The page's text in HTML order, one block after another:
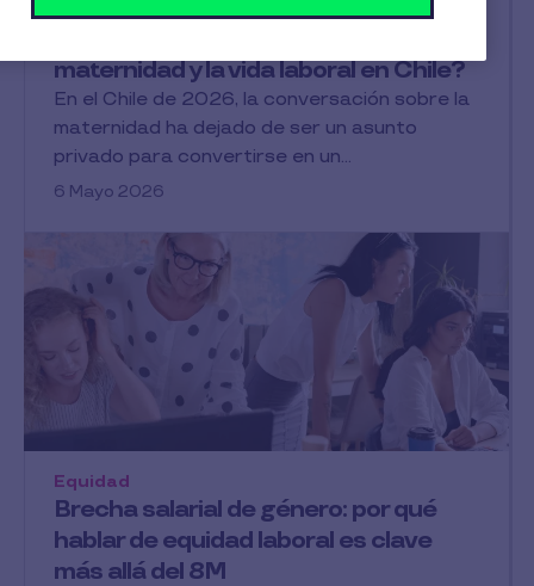
maternidad y la vida laboral en Chile?
Equidad
En el Chile de 2026, la conversación sobre la
maternidad ha dejado de ser un asunto
privado para convertirse en un...
6 Mayo 2026
Brecha salarial de género: por qué
hablar de equidad laboral es clave
más allá del 8M
Equidad